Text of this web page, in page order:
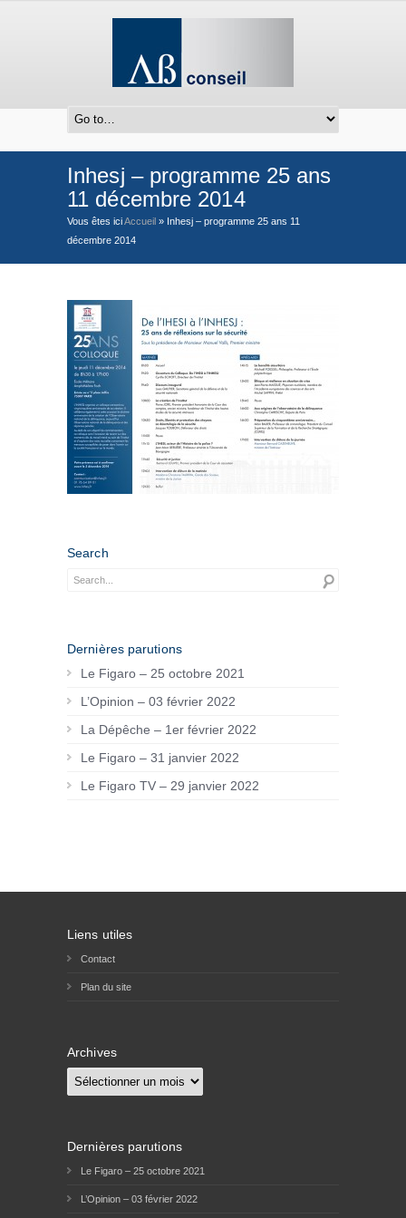
Inhesj – programme 25 ans
11 décembre 2014
Vous êtes iciAccueil » Inhesj – programme 25 ans 11
décembre 2014
Search
Dernières parutions
Le Figaro – 25 octobre 2021
L’Opinion – 03 février 2022
La Dépêche – 1er février 2022
Le Figaro – 31 janvier 2022
Le Figaro TV – 29 janvier 2022
Liens utiles
Contact
Plan du site
Archives
Archives
Dernières parutions
Le Figaro – 25 octobre 2021
L’Opinion – 03 février 2022